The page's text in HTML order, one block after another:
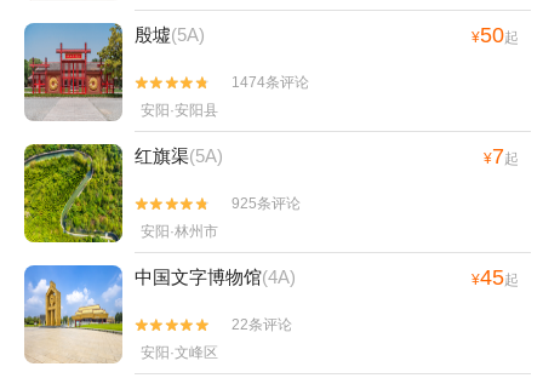
殷墟(5A) ¥50起


1474条评论
安阳·安阳县
红旗渠(5A) ¥7起


925条评论
安阳·林州市
中国文字博物馆(4A) ¥45起


22条评论
安阳·文峰区